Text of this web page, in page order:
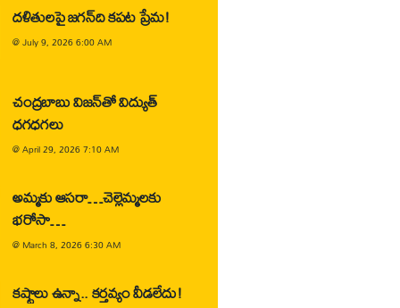
దళితులపై జగన్‌ది కపట ప్రేమ!
@July 9, 2026 6:00 AM
చంద్రబాబు విజన్‌తో విద్యుత్
ధగధగలు
@April 29, 2026 7:10 AM
అమ్మకు ఆసరా…చెల్లెమ్మలకు
భరోసా…
@ March 8, 2026 6:30 AM
కష్టాలు ఉన్నా.. కర్తవ్యం వీడలేదు!